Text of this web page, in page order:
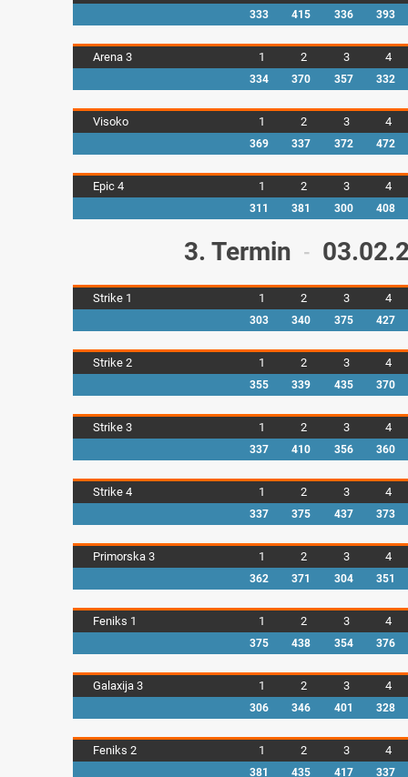
333 415 336 393
Arena 3 1 2 3 4
334 370 357 332
Visoko 1 2 3 4
369 337 372 472
Epic 4 1 2 3 4
311 381 300 408
3. Termin -
Strike 1 1 2 3 4
303 340 375 427
Strike 2 1 2 3 4
355 339 435 370
Strike 3 1 2 3 4
337 410 356 360
Strike 4 1 2 3 4
337 375 437 373
Primorska 3 1 2 3 4
362 371 304 351
Feniks 1 1 2 3 4
375 438 354 376
Galaxija 3 1 2 3 4
306 346 401 328
Feniks 2 1 2 3 4
381 435 417 337